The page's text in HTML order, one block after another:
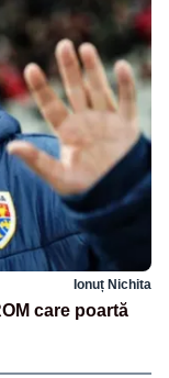
Ionuț Nichita
care poartă